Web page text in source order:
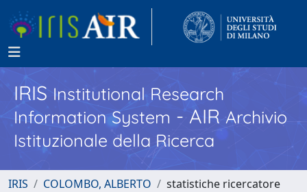
IRISInstitutional Research
Information System - AIR Archivio
Istituzionale della Ricerca
IRIS COLOMBO, ALBERTO statistiche ricercatore